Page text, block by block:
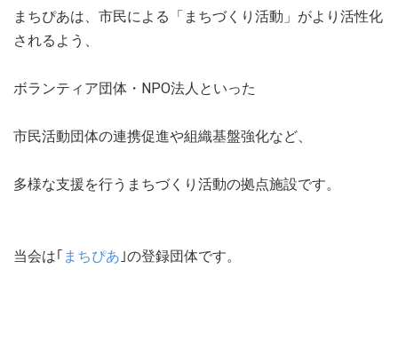
まちぴあは、市民による「まちづくり活動」がより活性化
されるよう、
ボランティア団体・NPO法人といった
市民活動団体の連携促進や組織基盤強化など、
多様な支援を行うまちづくり活動の拠点施設です。
当会は｢ まちぴあ ｣の登録団体です。